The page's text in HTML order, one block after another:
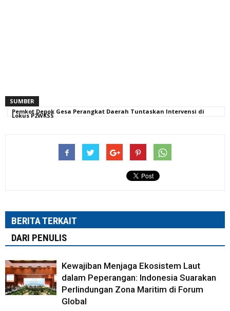
SUMBER
Pemkot Depok Gesa Perangkat Daerah Tuntaskan Intervensi di
Lokus P2WKSS
BERITA TERKAIT
DARI PENULIS
Kewajiban Menjaga Ekosistem Laut
dalam Peperangan: Indonesia Suarakan
Perlindungan Zona Maritim di Forum
Global